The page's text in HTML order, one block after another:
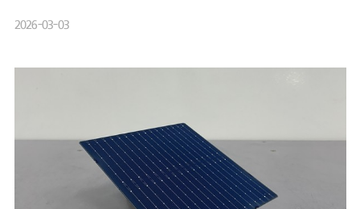
2026-03-03